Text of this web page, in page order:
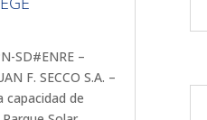
SD#ENRE –
F. SECCO S.A. –
capacidad de